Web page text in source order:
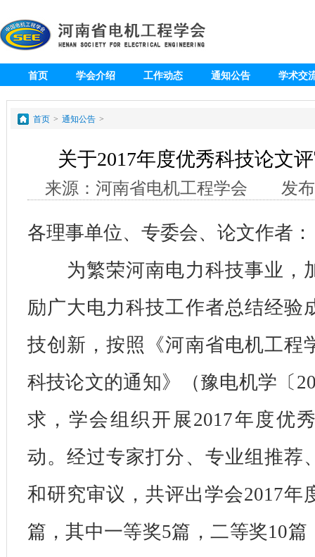
首页 学会介绍 工作动态 通知公告 学术交
专题 会员
首页 > 通知公告 >
关于2017年度优秀科技论文
来源：河南省电机工程学会 发布
各理事单位、专委会、论文作者：
为繁荣河南电力科技事业，
励广大电力科技工作者总结经验
技创新，按照《河南省电机工程
科技论文的通知》（豫电机学〔
求，学会组织开展2017年度优
动。经过专家打分、专业组推荐
和研究审议，共评出学会2017年
篇，其中一等奖5篇，二等奖10篇